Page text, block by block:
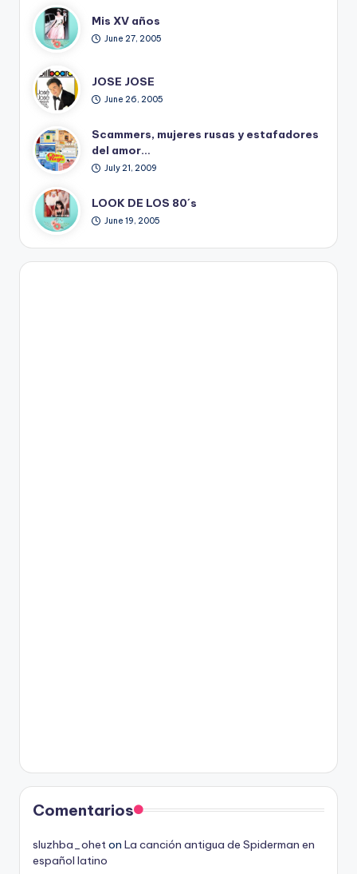
Mis XV años
June 27, 2005
JOSE JOSE
June 26, 2005
Scammers, mujeres rusas y estafadores
del amor…
July 21, 2009
LOOK DE LOS 80´s
June 19, 2005
Comentarios
sluzhba_oheton La canción antigua de Spiderman en
español latino